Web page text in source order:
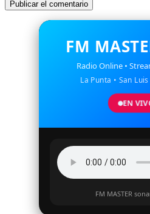
FM
Radio Online •
La Punta • San
EN
FM MASTER